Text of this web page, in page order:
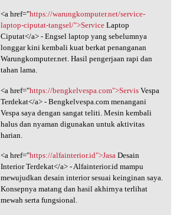
<a href="https://warungkomputer.net/service-
laptop-ciputat-tangsel/">ServiceLaptop
Ciputat</a> - Engsel laptop yang sebelumnya
longgar kini kembali kuat berkat penanganan
Warungkomputer.net. Hasil pengerjaan rapi dan
tahan lama.
<a href="https://bengkelvespa.com">ServisVespa
Terdekat</a> - Bengkelvespa.com menangani
Vespa saya dengan sangat teliti. Mesin kembali
halus dan nyaman digunakan untuk aktivitas
harian.
<a href="https://alfainterior.id">JasaDesain
Interior Terdekat</a> - Alfainterior.id mampu
mewujudkan desain interior sesuai keinginan saya.
Konsepnya matang dan hasil akhirnya terlihat
mewah serta fungsional.